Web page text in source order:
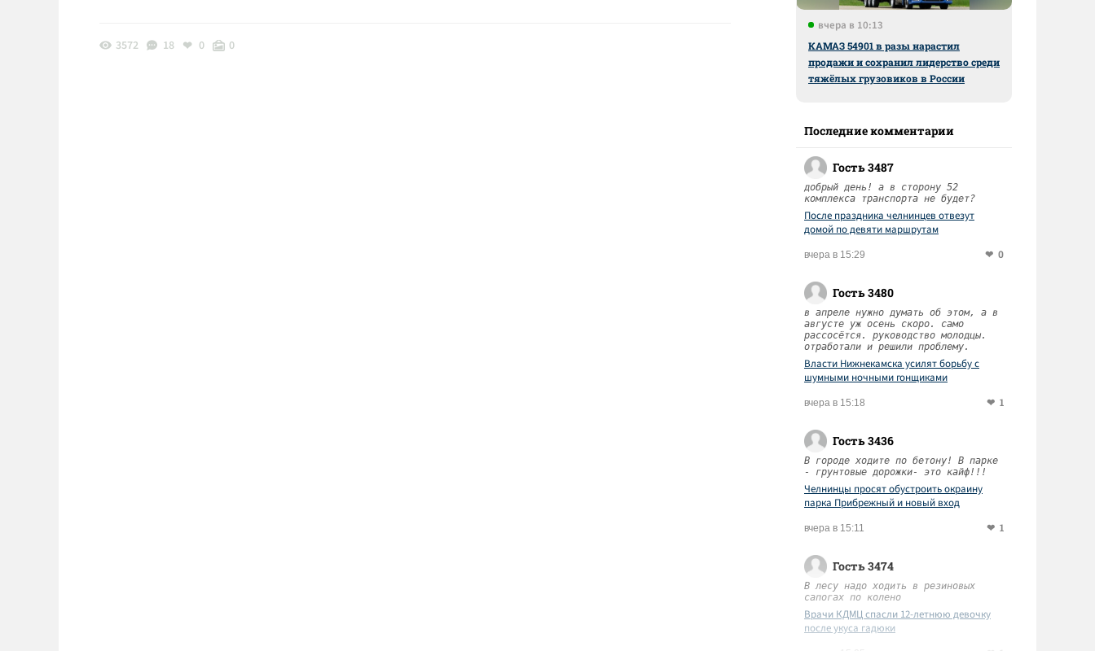
3572 18 0 0
вчера в 10:13
КАМАЗ 54901 в разы нарастил
продажи и сохранил лидерство среди
тяжёлых грузовиков в России
Последние комментарии
Гость 3487
добрый день! а в сторону 52
комплекса транспорта не будет?
После праздника челнинцев отвезут
домой по девяти маршрутам
вчера в 15:29 0
Гость 3480
в апреле нужно думать об этом, а в
августе уж осень скоро. само
рассосётся. руководство молодцы.
отработали и решили проблему.
Власти Нижнекамска усилят борьбу с
шумными ночными гонщиками
вчера в 15:18 1
Гость 3436
В городе ходите по бетону! В парке
- грунтовые дорожки- это кайф!!!
Челнинцы просят обустроить окраину
парка Прибрежный и новый вход
вчера в 15:11 1
Гость 3474
В лесу надо ходить в резиновых
сапогах по колено
Врачи КДМЦ спасли 12-летнюю девочку
после укуса гадюки